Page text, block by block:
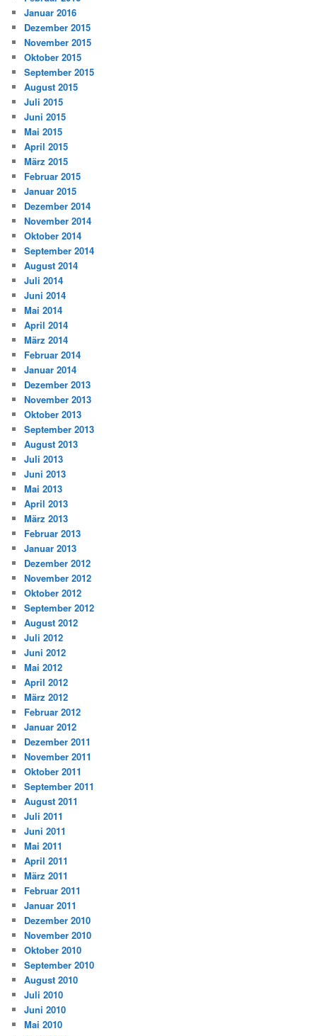
Januar 2016
Dezember 2015
November 2015
Oktober 2015
September 2015
August 2015
Juli 2015
Juni 2015
Mai 2015
April 2015
März 2015
Februar 2015
Januar 2015
Dezember 2014
November 2014
Oktober 2014
September 2014
August 2014
Juli 2014
Juni 2014
Mai 2014
April 2014
März 2014
Februar 2014
Januar 2014
Dezember 2013
November 2013
Oktober 2013
September 2013
August 2013
Juli 2013
Juni 2013
Mai 2013
April 2013
März 2013
Februar 2013
Januar 2013
Dezember 2012
November 2012
Oktober 2012
September 2012
August 2012
Juli 2012
Juni 2012
Mai 2012
April 2012
März 2012
Februar 2012
Januar 2012
Dezember 2011
November 2011
Oktober 2011
September 2011
August 2011
Juli 2011
Juni 2011
Mai 2011
April 2011
März 2011
Februar 2011
Januar 2011
Dezember 2010
November 2010
Oktober 2010
September 2010
August 2010
Juli 2010
Juni 2010
Mai 2010